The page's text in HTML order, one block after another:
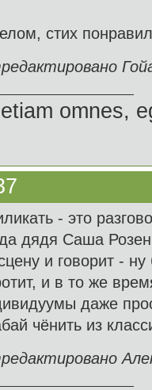
стих
omnes,
- это
дядя Саша
и говорит -
и в то же
даже
чёнить из